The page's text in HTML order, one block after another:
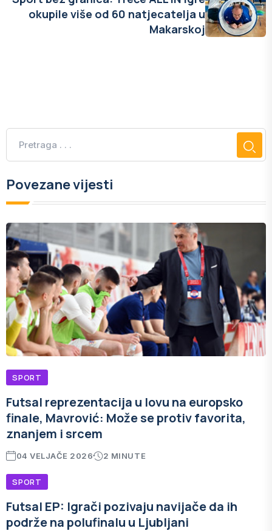
okupile više od 60 natjecatelja u
Makarskoj
Povezane vijesti
SPORT
Futsal reprezentacija u lovu na europsko
finale, Mavrović: Može se protiv favorita,
znanjem i srcem
04 VELJAČE 2026 2 MINUTE
SPORT
Futsal EP: Igrači pozivaju navijače da ih
podrže na polufinalu u Ljubljani